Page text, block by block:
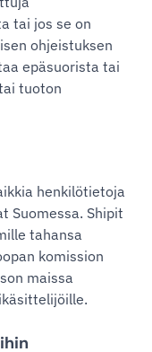
tai jos se on
ohjeistuksen
epäsuorista tai
tuoton
henkilötietoja
Suomessa. Shipit
tahansa
komission
maissa